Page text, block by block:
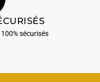
sécurisés